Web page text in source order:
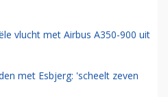
vlucht met Airbus A350-900 uit
met Esbjerg: 'scheelt zeven